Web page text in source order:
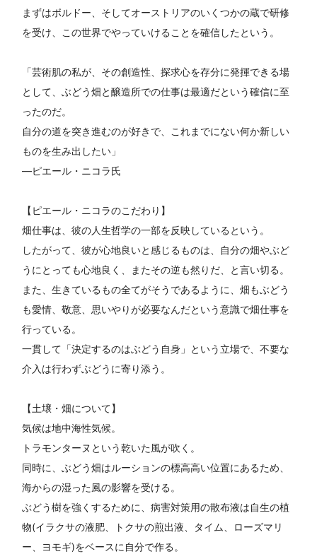
まずはボルドー、そしてオーストリアのいくつかの蔵で研修
を受け、この世界でやっていけることを確信したという。
「芸術肌の私が、その創造性、探求心を存分に発揮できる場
として、ぶどう畑と醸造所での仕事は最適だという確信に至
ったのだ。
自分の道を突き進むのが好きで、これまでにない何か新しい
ものを生み出したい」
―ピエール・ニコラ氏
【ピエール・ニコラのこだわり】
畑仕事は、彼の人生哲学の一部を反映しているという。
したがって、彼が心地良いと感じるものは、自分の畑やぶど
うにとっても心地良く、またその逆も然りだ、と言い切る。
また、生きているもの全てがそうであるように、畑もぶどう
も愛情、敬意、思いやりが必要なんだという意識で畑仕事を
行っている。
一貫して「決定するのはぶどう自身」という立場で、不要な
介入は行わずぶどうに寄り添う。
【土壌・畑について】
気候は地中海性気候。
トラモンターヌという乾いた風が吹く。
同時に、ぶどう畑はルーションの標高高い位置にあるため、
海からの湿った風の影響を受ける。
ぶどう樹を強くするために、病害対策用の散布液は自生の植
物(イラクサの液肥、トクサの煎出液、タイム、ローズマリ
ー、ヨモギ)をベースに自分で作る。